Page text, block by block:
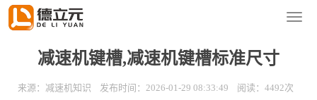
导
您的位置：首页
减速机键槽,减速机键槽标准尺寸
来源：减速机知识 发布时间：2026-01-29 08:33:49 阅读：4492次